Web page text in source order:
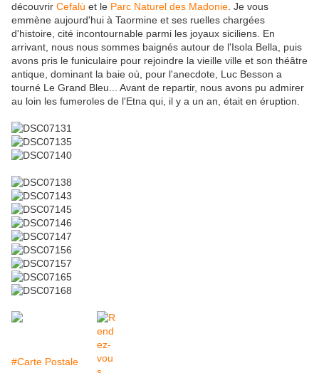
découvrir Cefalù et le Parc Naturel des Madonie . Je vous
emmène aujourd'hui à Taormine et ses ruelles chargées
d'histoire, cité incontournable parmi les joyaux siciliens. En
arrivant, nous nous sommes baignés autour de l'Isola Bella, puis
avons pris le funiculaire pour rejoindre la vieille ville et son théâtre
antique, dominant la baie où, pour l'anecdote, Luc Besson a
tourné Le Grand Bleu... Avant de repartir, nous avons pu admirer
au loin les fumeroles de l'Etna qui, il y a un an, était en éruption.
#Carte Postale